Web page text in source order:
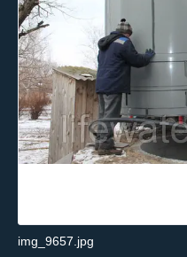
img_9657.jpg